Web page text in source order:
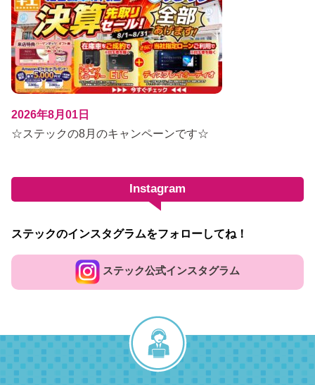
2026年8月01日
☆ステックの8月のキャンペーンです☆
Instagram
ステックのインスタグラムをフォローしてね！
ステック公式インスタグラム